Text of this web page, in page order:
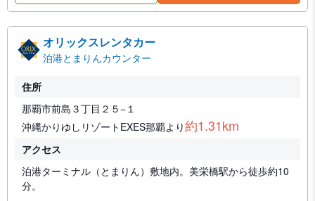
オリックスレンタカー
泊港とまりんカウンター
住所
那覇市前島３丁目２５−１
沖縄かりゆしリゾートEXES那覇より約1.31km
アクセス
泊港ターミナル（とまりん）敷地内。美栄橋駅から徒歩約10
分。